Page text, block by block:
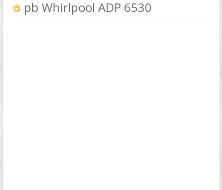
pb Whirlpool ADP 6530